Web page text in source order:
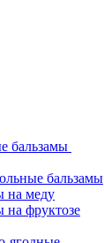
бальзамы
бальзамы
на меду
на фруктозе